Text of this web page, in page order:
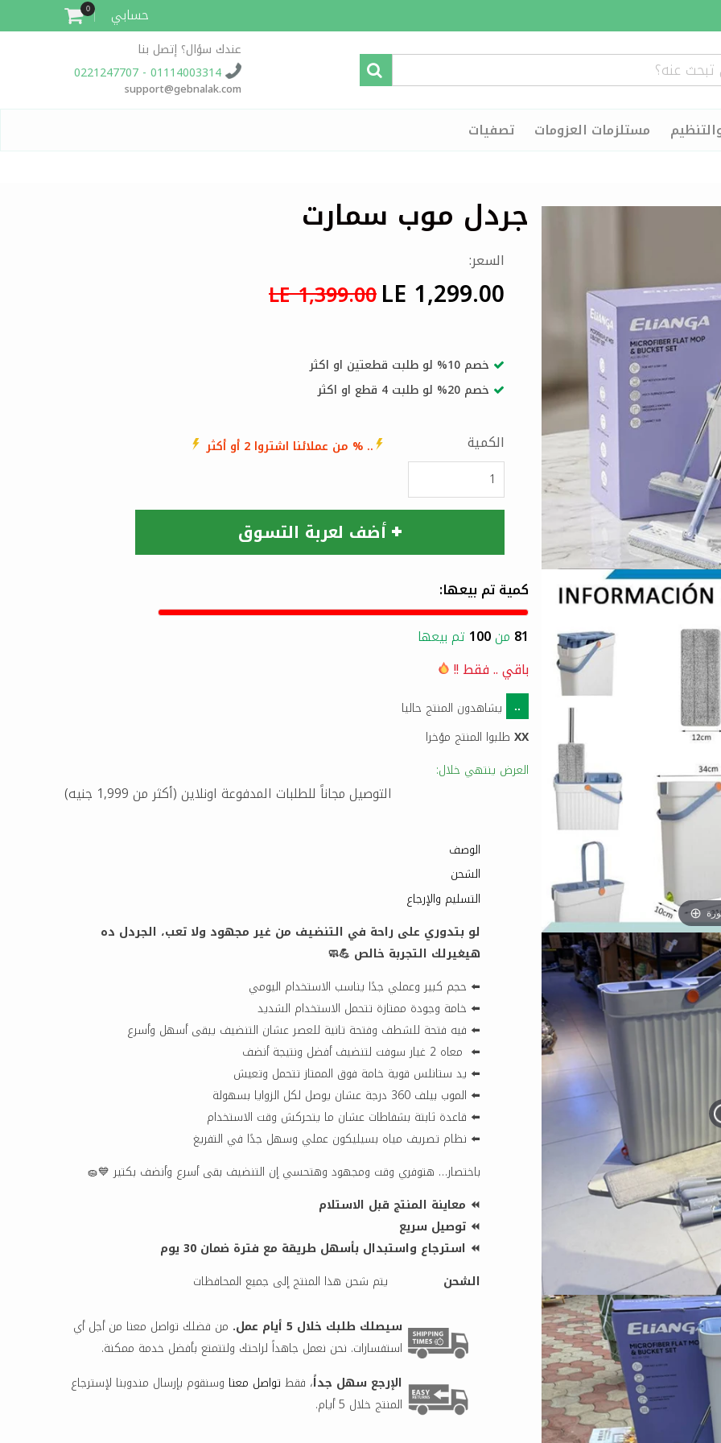
حسابي 0
عندك سؤال؟ إتصل بنا
01114003314 - 0221247707
support@gebnalak.com
مستلزمات العزومات تصفيات
جردل موب سمارت
السعر:
LE 1,299.00
LE 1,399.00
خصم 10% لو طلبت قطعتين او اكثر
خصم 20% لو طلبت 4 قطع او اكثر
الكمية .. % من عملائنا اشتروا 2 أو أكثر
أضف لعربة التسوق
كمية تم بيعها:
81 من100 تم بيعها
باقي..فقط !!
..
يشاهدون المنتج حاليا
XX طلبوا المنتج مؤخرا
العرض ينتهي خلال:
التوصيل مجاناً للطلبات المدفوعة اونلاين (أكثر من 1,999 جنيه)
الوصف
الشحن
التسليم والإرجاع
لو بتدوري على راحة في التنضيف من غير مجهود ولا تعب، الجردل ده
هيغيرلك التجربة خالص 💪🧼
⬅️ حجم كبير وعملي جدًا يناسب الاستخدام اليومي
⬅️ خامة وجودة ممتازة تتحمل الاستخدام الشديد
⬅️ فيه فتحة للشطف وفتحة تانية للعصر عشان التنضيف يبقى أسهل وأسرع
⬅️ معاه 2 غيار سوفت لتنضيف أفضل ونتيجة أنضف
⬅️ يد ستانلس قوية خامة فوق الممتاز تتحمل وتعيش
⬅️ الموب بيلف 360 درجة عشان يوصل لكل الزوايا بسهولة
⬅️ قاعدة ثابتة بشفاطات عشان ما يتحركش وقت الاستخدام
⬅️ نظام تصريف مياه بسيليكون عملي وسهل جدًا في التفريغ
باختصار… هتوفري وقت ومجهود وهتحسي إن التنضيف بقى أسرع وأنضف بكتير 💙🧽
⏪ معاينة المنتج قبل الاستلام
⏪ توصيل سريع
⏪ استرجاع واستبدال بأسهل طريقة مع فترة ضمان 30 يوم
الشحن
يتم شحن هذا المنتج إلى جميع المحافظات
سيصلك طلبك خلال 5 أيام عمل.
من فضلك تواصل معنا من أجل أي
استفسارات. نحن نعمل جاهداً لراحتك ولتتمتع بأفضل خدمة ممكنة.
الإرجع سهل جداً، فقط تواصل معنا وسنقوم بإرسال مندوبنا لإسترجاع
المنتج خلال 5 أيام.